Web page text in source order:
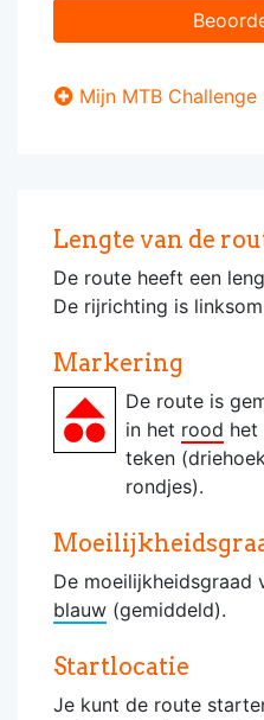
Mijn MTB Challenge
Lengte van de
De route heeft een
De rijrichting is
Markering
De route is
in het rood het
teken
rondjes).
De moeilijkheidsgraad
blauw (gemiddeld).
Startlocatie
Je kunt de route